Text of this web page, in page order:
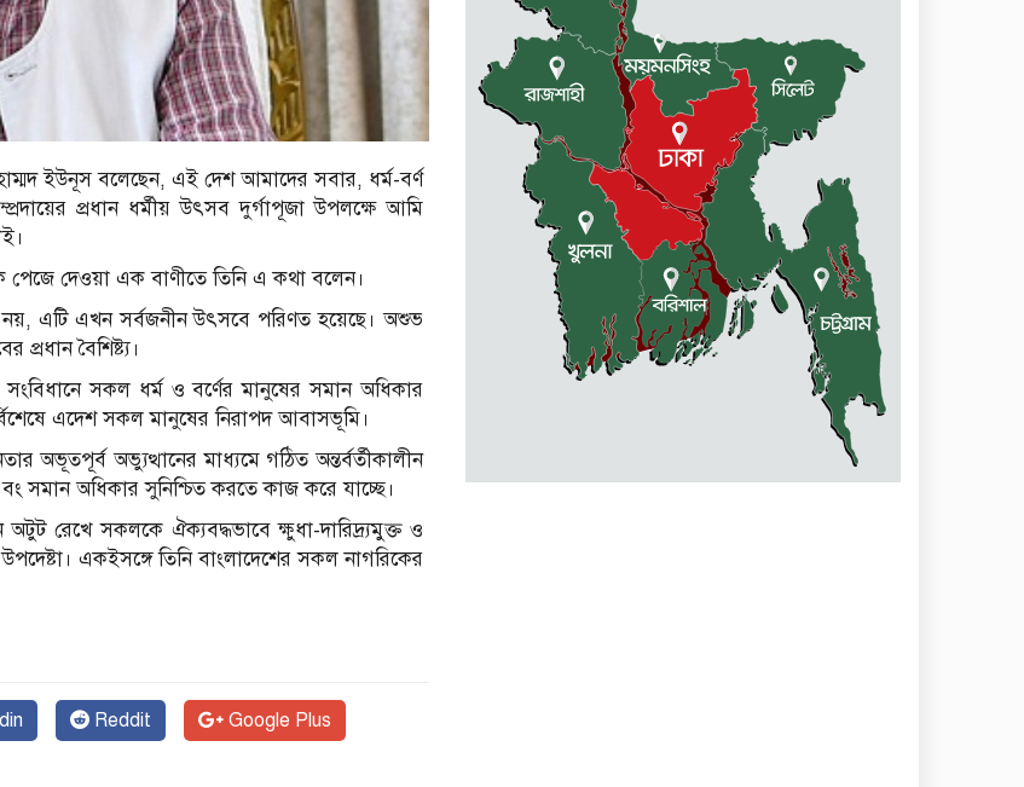
ইউনূস বলেছেন, এই দেশ আমাদের সবার, ধর্ম-বর্ণ
প্রধান ধর্মীয় উৎসব দুর্গাপূজা উপলক্ষে আমি
পেজে দেওয়া এক বাণীতে তিনি এ কথা বলেন।
নয়, এটি এখন সর্বজনীন উৎসবে পরিণত হয়েছে। অশুভ
বৈশিষ্ট্য।
সংবিধানে সকল ধর্ম ও বর্ণের মানুষের সমান অধিকার
এদেশ সকল মানুষের নিরাপদ আবাসভূমি।
অভ্যুত্থানের মাধ্যমে গঠিত অন্তর্বর্তীকালীন
সমান অধিকার সুনিশ্চিত করতে কাজ করে যাচ্ছে।
অটুট রেখে সকলকে ঐক্যবদ্ধভাবে ক্ষুধা-দারিদ্র্যমুক্ত ও
একইসঙ্গে তিনি বাংলাদেশের সকল নাগরিকের
Reddit Google Plus
কলমাকান্দা-নেত্রকোনা আঞ্চলিক
সড়কে ৫ শতাধিক গাছের চারা
রোপণ
মেলান্দহে ব্র্যাকের স্বাস্থ্য ক্যাম্প
পরিদর্শনে ইউএনও
জুলাই গণঅভ্যুত্থান দিবস উপলক্ষে
কলমাকান্দায় আলোচনা সভা ও
সংবর্ধনা অনুষ্ঠিত
ধর্মীয় উপাসনালয়ে কর্মরতরা
পাবেন সম্মানি ভাতা
বকেয়া মজুরির দাবিতে শ্রমিকদের